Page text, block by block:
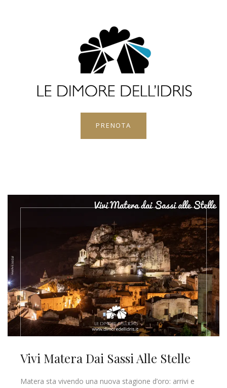
PRENOTA
Vivi Matera Dai Sassi Alle Stelle
Matera sta vivendo una nuova stagione d’oro: arrivi e